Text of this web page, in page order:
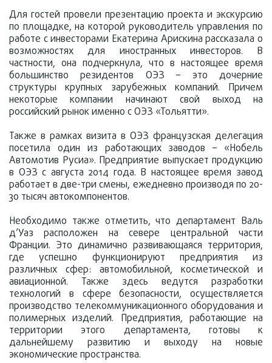
Для гостей провели презентацию проекта и экскурсию
по площадке, на которой руководитель управления по
работе с инвесторами Екатерина Арискина рассказала о
возможностях для иностранных инвесторов. В
частности, она подчеркнула, что в настоящее время
большинство резидентов ОЭЗ – это дочерние
структуры крупных зарубежных компаний. Причем
некоторые компании начинают свой выход на
российский рынок именно с ОЭЗ «Тольятти».
Также в рамках визита в ОЭЗ французская делегация
посетила один из работающих заводов – «Нобель
Автомотив Русиа». Предприятие выпускает продукцию
в ОЭЗ с августа 2014 года. В настоящее время завод
работает в две-три смены, ежедневно производя по 20-
30 тысяч автокомпонентов.
Необходимо также отметить, что департамент Валь
д’Уаз расположен на севере центральной части
Франции. Это динамично развивающаяся территория,
где успешно функционируют предприятия из
различных сфер: автомобильной, косметической и
авиационной. Также здесь ведутся разработки
технологий в сфере безопасности, осуществляется
производство телекоммуникационного оборудования и
полимерных изделий. Предприятия, работающие на
территории этого департамента, готовы к
дальнейшему развитию и выходу на новые
экономические пространства.